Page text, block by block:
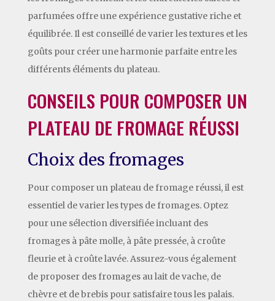
parfumées offre une expérience gustative riche et
équilibrée. Il est conseillé de varier les textures et les
goûts pour créer une harmonie parfaite entre les
différents éléments du plateau.
CONSEILS POUR COMPOSER UN
PLATEAU DE FROMAGE RÉUSSI
Choix des fromages
Pour composer un plateau de fromage réussi, il est
essentiel de varier les types de fromages. Optez
pour une sélection diversifiée incluant des
fromages à pâte molle, à pâte pressée, à croûte
fleurie et à croûte lavée. Assurez-vous également
de proposer des fromages au lait de vache, de
chèvre et de brebis pour satisfaire tous les palais.